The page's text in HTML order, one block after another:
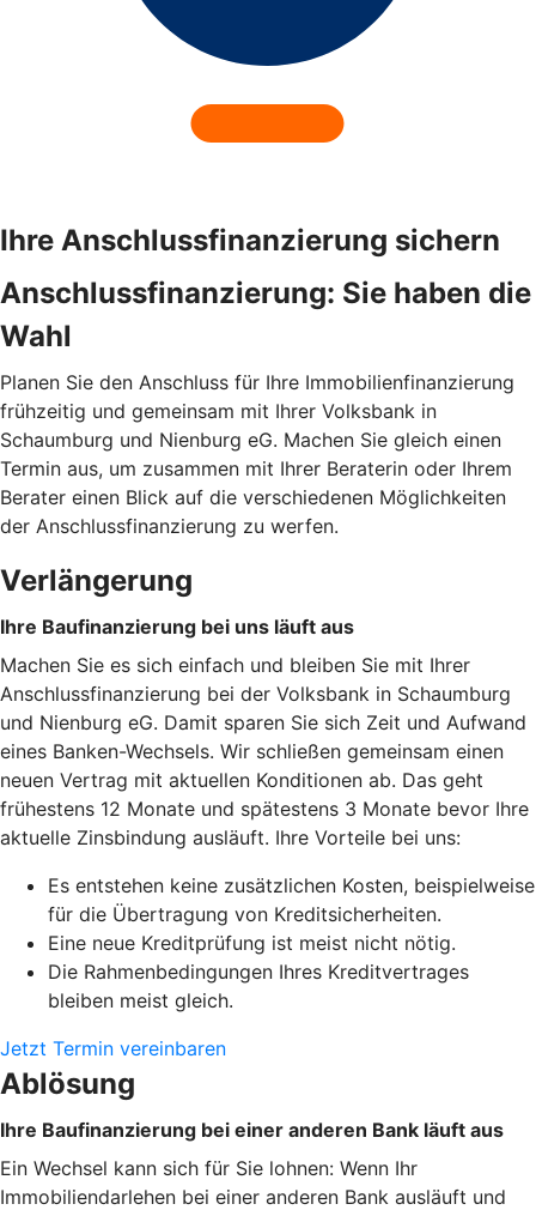
Ihre Anschlussfinanzierung sichern
Anschlussfinanzierung: Sie haben die
Wahl
Planen Sie den Anschluss für Ihre Immobilienfinanzierung
frühzeitig und gemeinsam mit Ihrer Volksbank in
Schaumburg und Nienburg eG. Machen Sie gleich einen
Termin aus, um zusammen mit Ihrer Beraterin oder Ihrem
Berater einen Blick auf die verschiedenen Möglichkeiten
der Anschlussfinanzierung zu werfen.
Verlängerung
Ihre Baufinanzierung bei uns läuft aus
Machen Sie es sich einfach und bleiben Sie mit Ihrer
Anschlussfinanzierung bei der Volksbank in Schaumburg
und Nienburg eG. Damit sparen Sie sich Zeit und Aufwand
eines Banken-Wechsels. Wir schließen gemeinsam einen
neuen Vertrag mit aktuellen Konditionen ab. Das geht
frühestens 12 Monate und spätestens 3 Monate bevor Ihre
aktuelle Zinsbindung ausläuft. Ihre Vorteile bei uns:
Es entstehen keine zusätzlichen Kosten, beispielweise
für die Übertragung von Kreditsicherheiten.
Eine neue Kreditprüfung ist meist nicht nötig.
Die Rahmenbedingungen Ihres Kreditvertrages
bleiben meist gleich.
Jetzt Termin vereinbaren
Ablösung
Ihre Baufinanzierung bei einer anderen Bank läuft aus
Ein Wechsel kann sich für Sie lohnen: Wenn Ihr
Immobiliendarlehen bei einer anderen Bank ausläuft und